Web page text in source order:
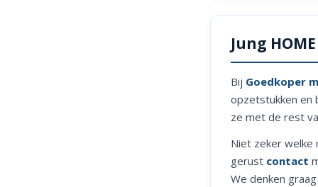
Jung
Bij Goedkoper
opzetstukken en
ze met de rest
Niet zeker welke
gerust contact
We denken